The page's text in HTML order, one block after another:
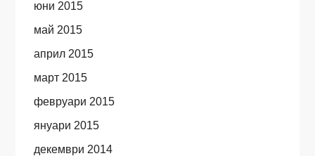
юни 2015
май 2015
април 2015
март 2015
февруари 2015
януари 2015
декември 2014